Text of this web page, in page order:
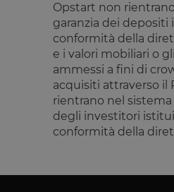
Opstart non
garanzia dei depositi
conformità della
e i valori mobiliari o
ammessi a fini di
acquisiti attraverso il
rientrano nel
degli investitori
conformità della
tPL
tTf
t3D
_gcl_ls
tC